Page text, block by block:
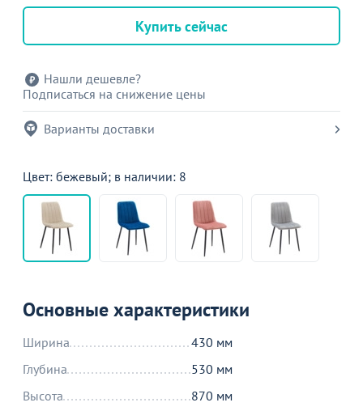
Купить сейчас
Нашли дешевле?
Подписаться на снижение цены
Варианты доставки
Цвет: бежевый; в наличии: 8
Основные характеристики
Ширина
430 мм
Глубина
530 мм
Высота
870 мм